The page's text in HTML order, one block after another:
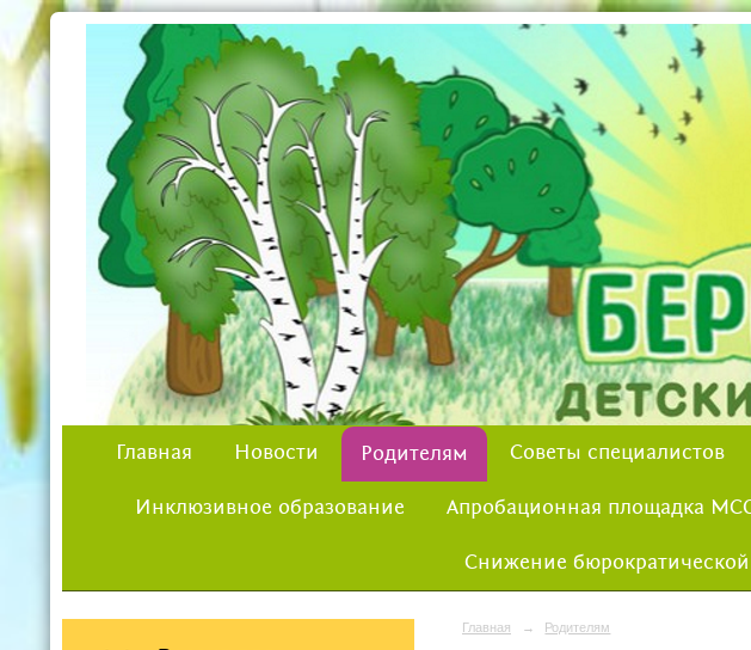
Главная Новости Родителям Советы специалистов
Инклюзивное образование Апробационная площадка
Снижение бюрократической
Главная → Родителям